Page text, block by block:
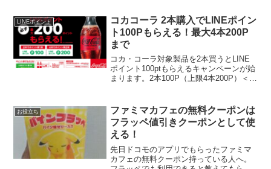
LINEポイント
コカコーラ 2本購入でLINEポイン
ト100Pもらえる！最大4本200P
まで
コカ・コーラ対象製品を2本買うとLINE
ポイント100ptもらえるキャンペーンが始
まります。2本100P（上限4本200P）＜対
PET「コ...
お役立ち
ファミマカフェの無料クーポンは
フラッペ値引きクーポンとして使
える！
先日ドコモのアプリでもらったファミマ
カフェの無料クーポン持っている人へ。